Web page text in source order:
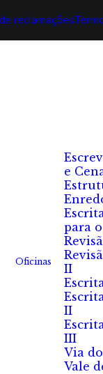
reclamações
Oficinas
e
para
II
II
III
Via
Vale